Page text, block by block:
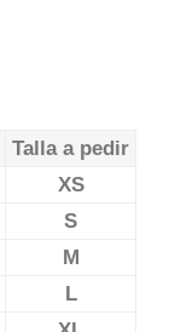
Talla a pedir
XS
S
M
L